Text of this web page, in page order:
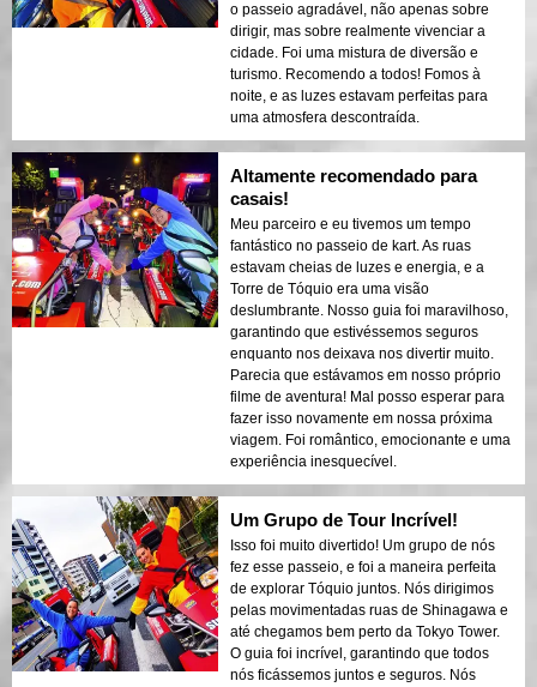
o passeio agradável, não apenas sobre
dirigir, mas sobre realmente vivenciar a
cidade. Foi uma mistura de diversão e
turismo. Recomendo a todos! Fomos à
noite, e as luzes estavam perfeitas para
uma atmosfera descontraída.
Altamente recomendado para
casais!
Meu parceiro e eu tivemos um tempo
fantástico no passeio de kart. As ruas
estavam cheias de luzes e energia, e a
Torre de Tóquio era uma visão
deslumbrante. Nosso guia foi maravilhoso,
garantindo que estivéssemos seguros
enquanto nos deixava nos divertir muito.
Parecia que estávamos em nosso próprio
filme de aventura! Mal posso esperar para
fazer isso novamente em nossa próxima
viagem. Foi romântico, emocionante e uma
experiência inesquecível.
Um Grupo de Tour Incrível!
Isso foi muito divertido! Um grupo de nós
fez esse passeio, e foi a maneira perfeita
de explorar Tóquio juntos. Nós dirigimos
pelas movimentadas ruas de Shinagawa e
até chegamos bem perto da Tokyo Tower.
O guia foi incrível, garantindo que todos
nós ficássemos juntos e seguros. Nós